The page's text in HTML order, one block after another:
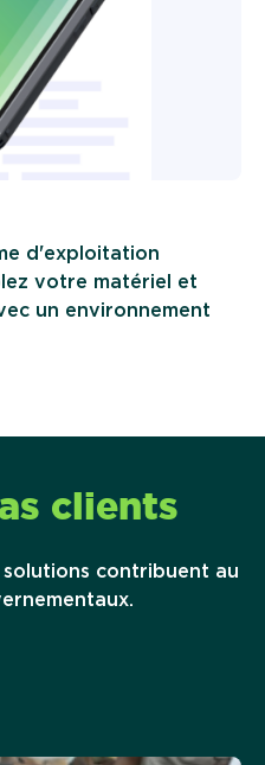
d'exploitation
votre matériel et
un environnement
clients
solutions contribuent au